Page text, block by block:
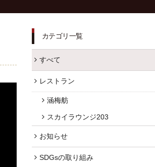
クセス
くあるご質問
問合せ
取引様用通報窓口
リシー
会社概要
サイトマップ
US
カテゴリ一覧
すべて
レストラン
涵梅舫
スカイラウンジ203
お知らせ
SDGsの取り組み